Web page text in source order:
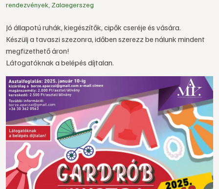
rendezvények Zalaegerszeg
Jó állapotú ruhák, kiegészítők, cipők cseréje és vására.
Készülj a tavaszi szezonra, időben szerezz be nálunk mindent
megfizethető áron!
Látogatóknak a belépés díjtalan.